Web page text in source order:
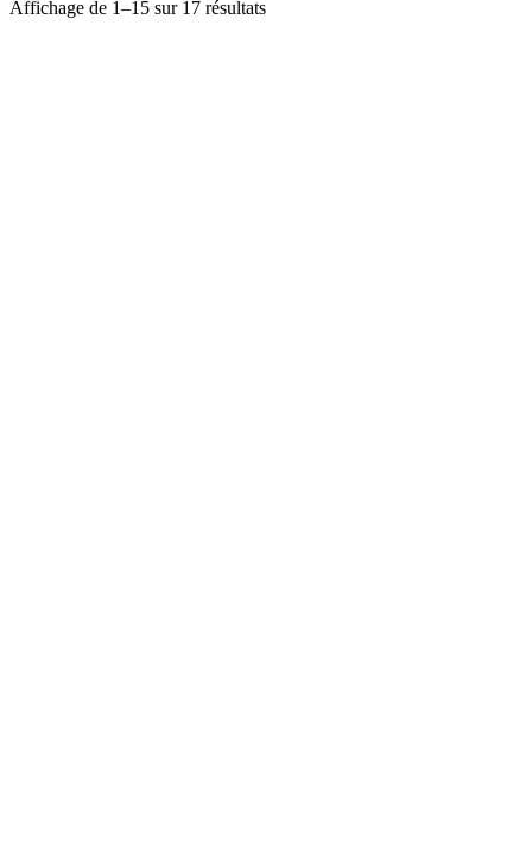
Affichage de 1–15 sur 17 résultats